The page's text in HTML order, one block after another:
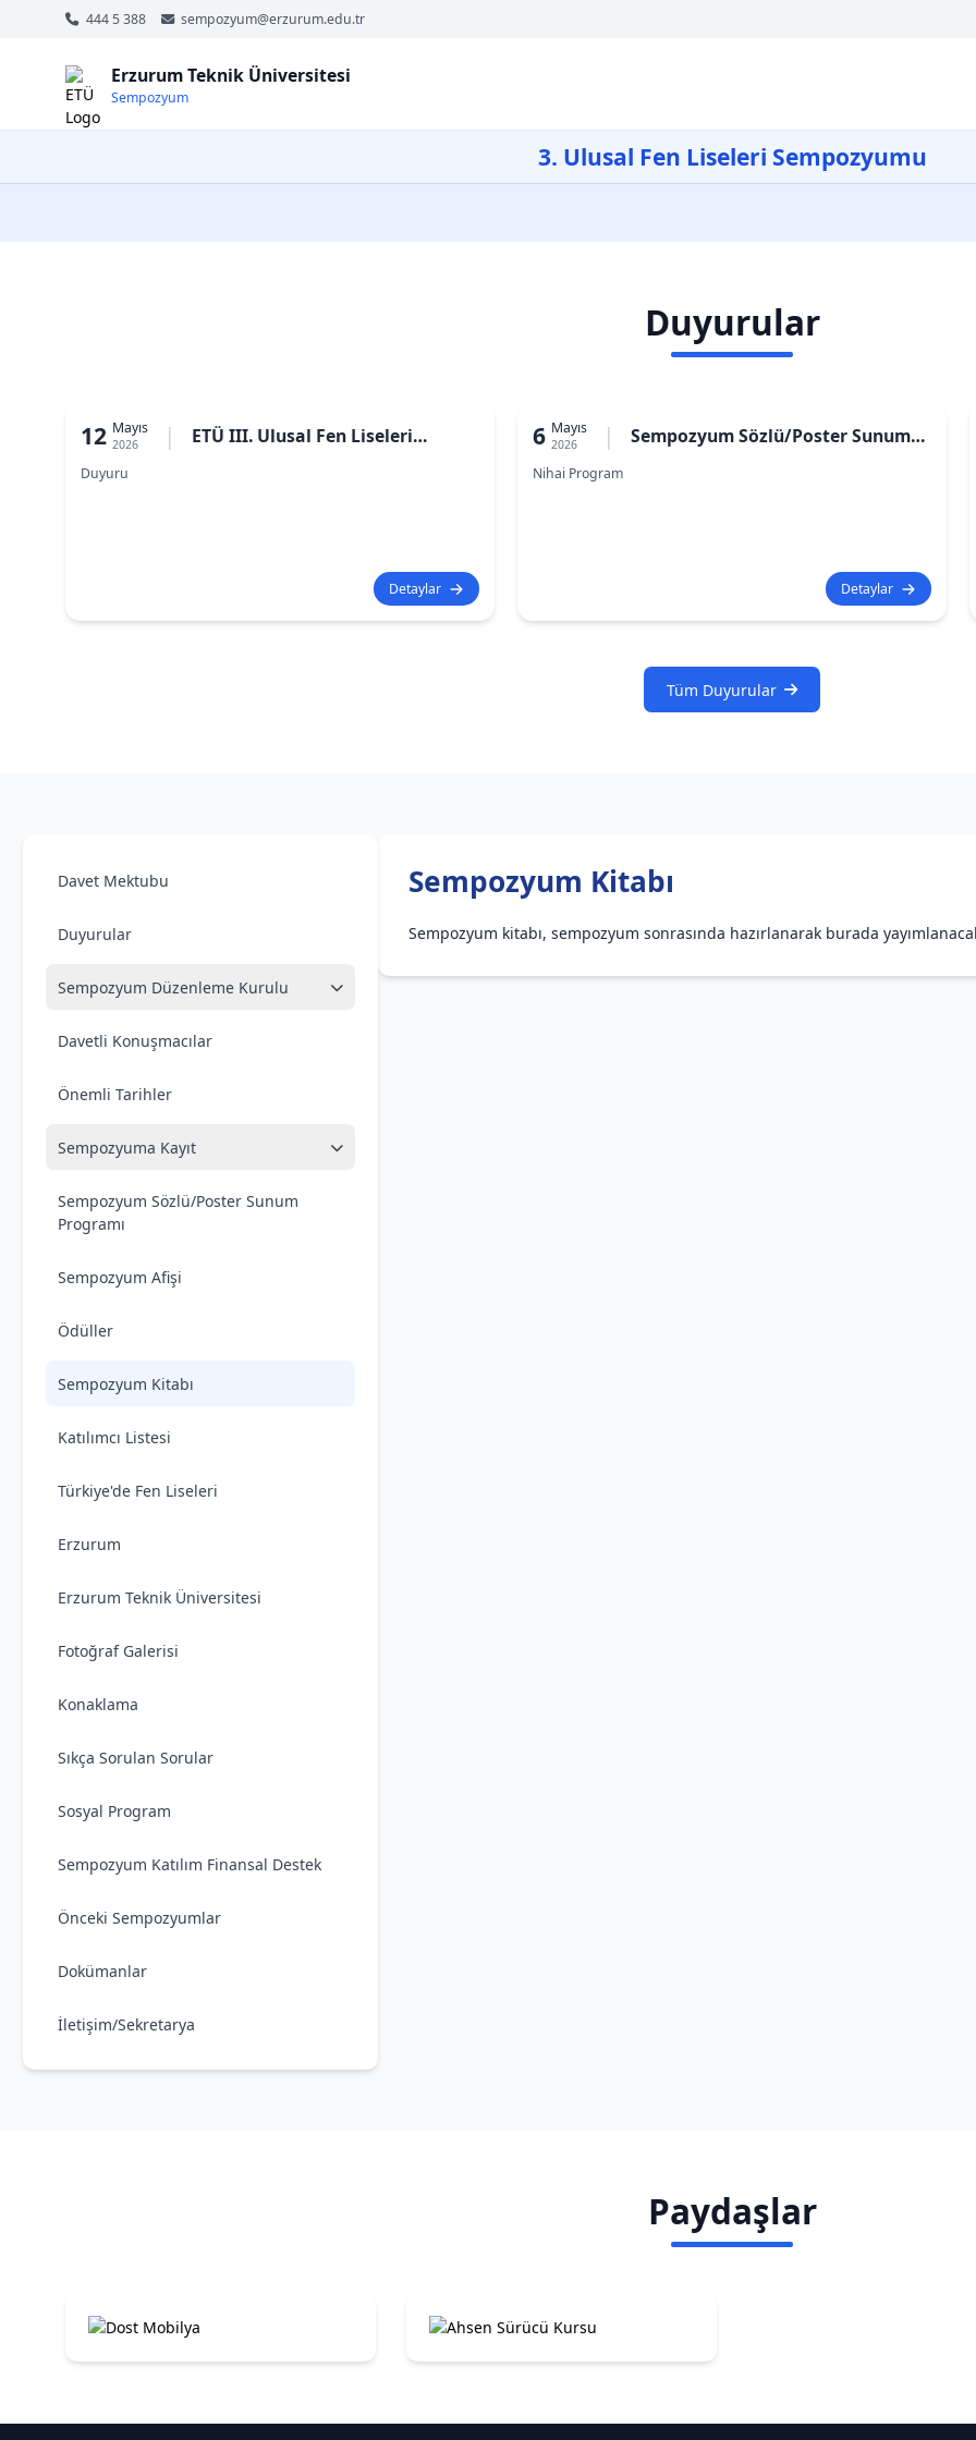
444 5 388 sempozyum@erzurum.edu.tr
Erzurum Teknik Üniversitesi
Sempozyum
3. Ulusal Fen Liseleri Sempozyumu
Duyurular
12 Mayıs
2026 |
ETÜ III. Ulusal Fen Liseleri
Duyuru
Detaylar
6 Mayıs
2026 |
Sempozyum Sözlü/Poster Sunum
Nihai Program
Detaylar
Tüm Duyurular
Davet Mektubu
Duyurular
Sempozyum Düzenleme Kurulu
Davetli Konuşmacılar
Önemli Tarihler
Sempozyuma Kayıt
Sempozyum Sözlü/Poster Sunum
Programı
Sempozyum Afişi
Ödüller
Sempozyum Kitabı
Katılımcı Listesi
Türkiye'de Fen Liseleri
Erzurum
Erzurum Teknik Üniversitesi
Fotoğraf Galerisi
Konaklama
Sıkça Sorulan Sorular
Sosyal Program
Sempozyum Katılım Finansal Destek
Önceki Sempozyumlar
Dokümanlar
İletişim/Sekretarya
Sempozyum Kitabı
Sempozyum kitabı, sempozyum sonrasında hazırlanarak burada
Paydaşlar